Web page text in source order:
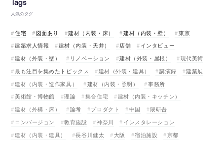
人気のタグ
住宅 図面あり 建材（内装・床） 建材（内装・壁）
東京
建築求人情報
建材（内装・天井） 店舗
インタビュー
建材（外装・壁）
リノベーション 建材（外装・屋根）
現代美術
最も注目を集めたトピックス
建材（外装・建具） 講演録
建築展
建材（内装・造作家具）
建材（内装・照明）
事務所
美術館・博物館
理論 集合住宅
建材（内装・キッチン）
建材（外構・床）
論考 プロダクト 中国
隈研吾
コンバージョン
教育施設 神奈川
インスタレーション
建材（内装・建具）
長谷川健太 大阪 宿泊施設
京都